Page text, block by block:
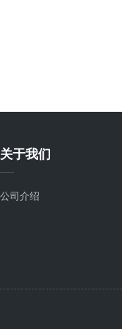
关于我们
公司介绍